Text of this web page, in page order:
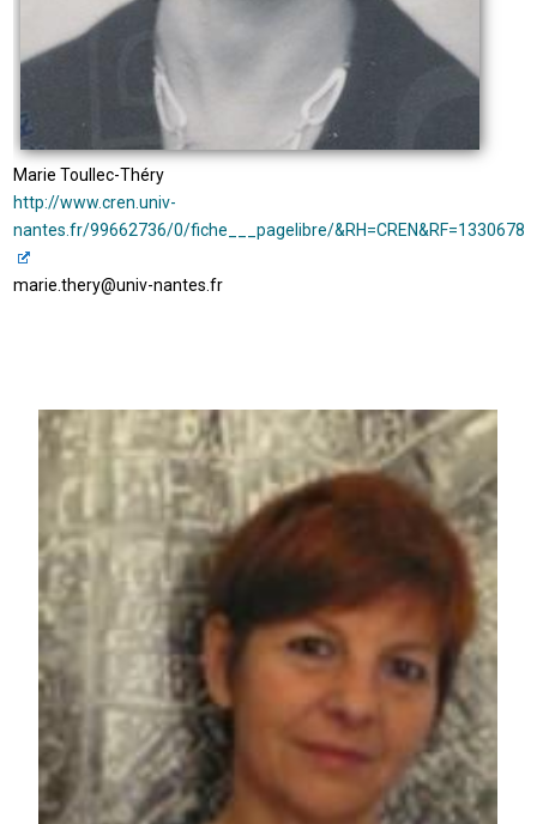
Marie Toullec-Théry
http://www.cren.univ-
nantes.fr/99662736/0/fiche___pagelibre/
marie.thery@univ-nantes.fr